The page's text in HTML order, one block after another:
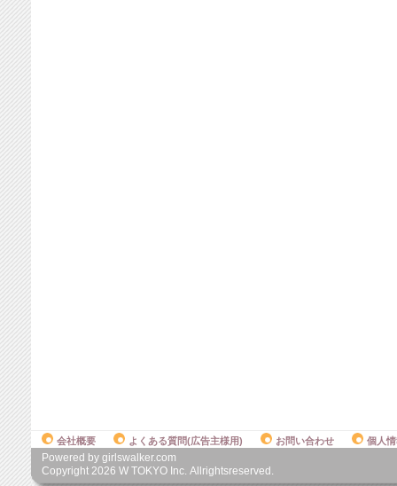
会社概要 よくある質問(広告主様用) お問い合わせ 個人
Powered by girlswalker.com
Copyright 2026 W TOKYO Inc. Allrightsreserved.